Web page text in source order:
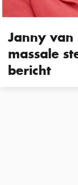
Janny van
massale
bericht